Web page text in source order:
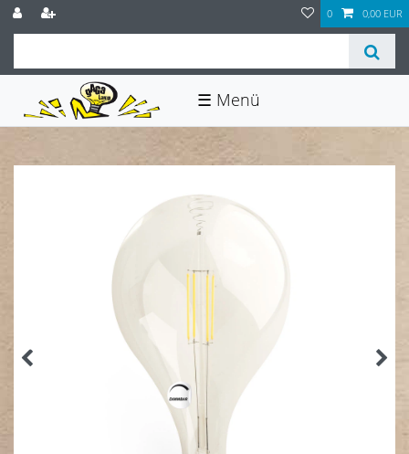
0 0,00 EUR
☰